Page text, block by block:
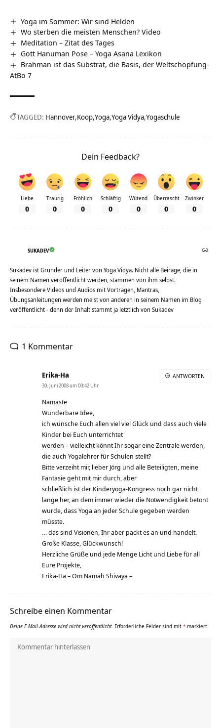
Yoga im Sommer: Wir sind Helden
Wo sterben die meisten Menschen? Video
Meditation – Zitat des Tages
Gott Hanuman Pose – Yoga Asana Lexikon
Brahman ist das Substrat, die Basis, der Weltschöpfung-
AtBo 7
TAGGED: Hannover Koop Yoga Yoga Vidya Yogaschule
Dein Feedback?
Liebe
0
Traurig
0
Fröhlich
0
Schläfrig
0
Wütend
0
Überrascht
0
Zwinker
0
SUKADEV
Sukadev ist Gründer und Leiter von Yoga Vidya. Nicht alle Beiräge, die in
seinem Namen veröffentlicht werden, stammen von ihm selbst.
Insbesondere Videos und Audios mit Vorträgen, Mantras,
Übungsanleitungen werden meist von anderen in seinem Namen im Blog
veröffentlicht - denn der Inhalt stammt ja letztlich von Sukadev
1 Kommentar
Erika-Ha
30. Juni 2008 um 00:42 Uhr
Namaste
Wunderbare Idee,
ich wünsche Euch allen viel viel Glück und dass auch viele
Kinder bei Euch unterrichtet
werden – vielleicht könnt Ihr sogar eine Zentrale werden,
die auch Yogalehrer für Schulen stellt?
Bitte verzeiht mir, lieber Jörg und alle Beteiligten, meine
Fantasie geht mit mir durch, aber
schließlich ist der Kinderyoga-Kongress noch gar nicht
lange her, an dem immer wieder die Notwendigkeit betont
wurde, dass Yoga an jeder Schule gegeben werden
müsste.
… das sind Visionen, Ihr aber packt es an und handelt.
Große Klasse, Glückwunsch!
Herzliche Grüße und jede Menge Licht und Liebe für all
Eure Projekte,
Erika-Ha – Om Namah Shivaya –
ANTWORTEN
Schreibe einen Kommentar
Deine E-Mail-Adresse wird nicht veröffentlicht. Erforderliche Felder sind mit * markiert.